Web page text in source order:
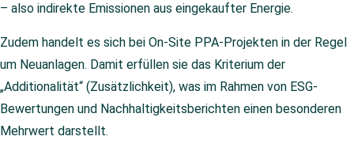
– also indirekte Emissionen aus eingekaufter Energie.
Zudem handelt es sich bei On-Site PPA-Projekten in der Regel
um Neuanlagen. Damit erfüllen sie das Kriterium der
„Additionalität“ (Zusätzlichkeit), was im Rahmen von ESG-
Bewertungen und Nachhaltigkeitsberichten einen besonderen
Mehrwert darstellt.